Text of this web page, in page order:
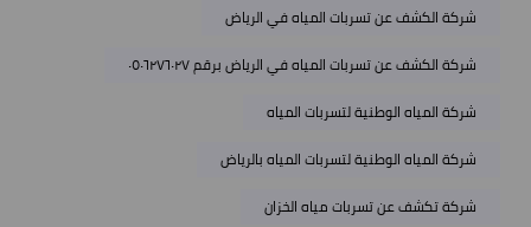
شركة الكشف عن تسربات المياه في الرياض
شركة الكشف عن تسربات المياه في الرياض برقم ٠٥٠٦٢٧٦٠٢٧
شركة المياه الوطنية لتسربات المياه
شركة المياه الوطنية لتسربات المياه بالرياض
شركة تكشف عن تسربات مياه الخزان